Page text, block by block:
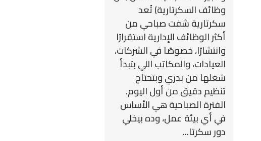
وظائف السكرتارية) تُعد
سكرتارية شفت صباحي من
أكثر الوظائف الإدارية استقرارًا
وانتشارًا، خصوصًا في الشركات،
العيادات، والمكاتب اللي بتبدأ
شغلها من بدري وبتحتاج
تنظيم دقيق من أول اليوم.
الفترة الصباحية هي الأساس
في أي بيئة عمل، وده بيخلي
دور سكرتا...